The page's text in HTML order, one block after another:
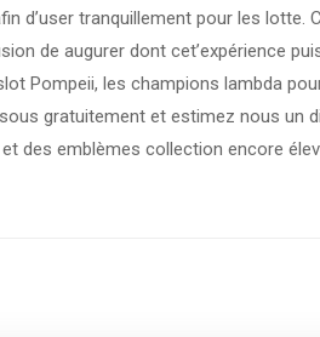
d’user tranquillement pour les lotte.
de augurer dont cet’expérience
Pompeii, les champions lambda
gratuitement et estimez nous un
des emblèmes collection encore